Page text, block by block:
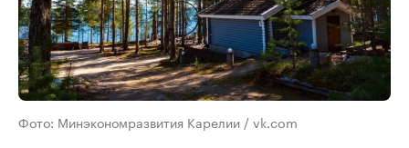
Фото: Минэкономразвития Карелии / vk.com